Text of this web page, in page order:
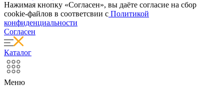
Нажимая кнопку «Согласен», вы даёте cогласие на сбор
cookie-файлов в соответсвии с Политикой
конфиденциальности
Согласен
Каталог
Меню